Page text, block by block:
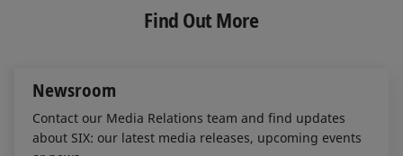
e
d
b
o
l
Find Out More
Newsroom
Contact our Media Relations team and find updates
about SIX: our latest media releases, upcoming events